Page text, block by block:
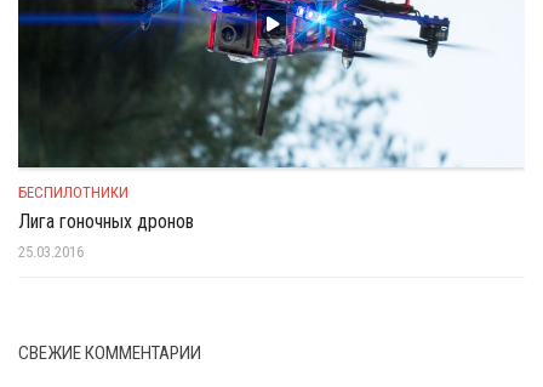
БЕСПИЛОТНИКИ
Лига гоночных дронов
25.03.2016
СВЕЖИЕ КОММЕНТАРИИ